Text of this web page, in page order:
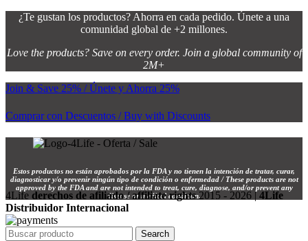
¿Te gustan los productos? Ahorra en cada pedido. Únete a una
comunidad global de +2 millones.
Love the products? Save on every order. Join a global community of
2M+
Join & Save 25% / Únete y Ahorra 25%
Comprar con Descuentos / Buy with Discounts
Estos productos no están aprobados por la FDA y no tienen la intención de tratar, curar,
diagnosticar y/o prevenir ningún tipo de condición o enfermedad / These products are not
approved by the FDA and are not intended to treat, cure, diagnose, and/or prevent any
disease or medical condition.
4Life derechos de afiliado / affiliate rights 2015 - 2026 |4Life
Distribuidor Internacional
Search